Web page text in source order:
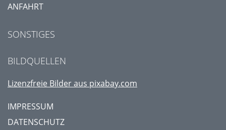
ANFAHRT
SONSTIGES
BILDQUELLEN
Lizenzfreie Bilder aus pixabay.com
IMPRESSUM
DATENSCHUTZ